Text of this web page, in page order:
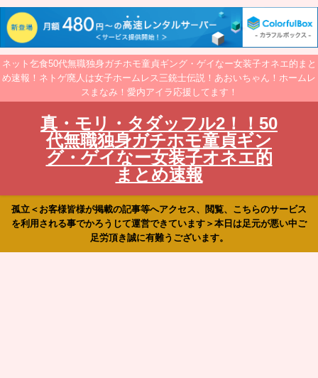
ネット乞食50代無職独身ガチホモ童貞ギング・ゲイなー女装子オネエ的まと
め速報！ネトゲ廃人は女子ホームレス三銃士伝説！あおいちゃん！ホームレ
スまなみ！愛内アイラ応援してます！
真・モリ・タダッフル2！！50
代無職独身ガチホモ童貞ギン
グ・ゲイなー女装子オネエ的
まとめ速報
孤立＜お客様皆様が掲載の記事等へアクセス、閲覧、こちらのサービス
を利用される事でかろうじて運営できています＞本日は足元が悪い中ご
足労頂き誠に有難うございます。